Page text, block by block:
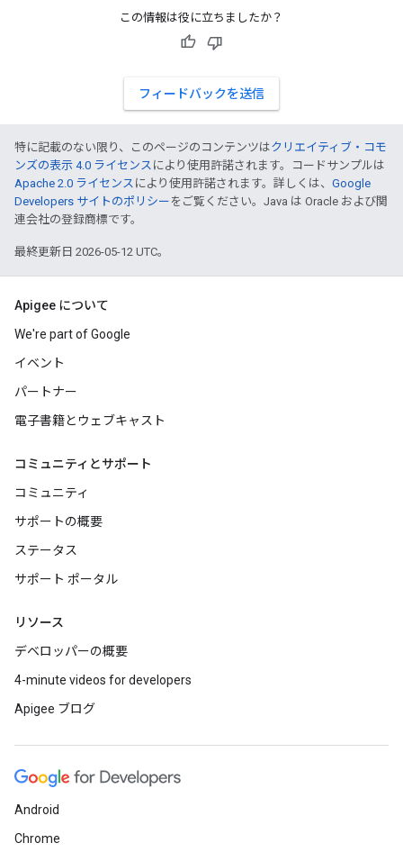
この情報は役に立ちましたか？
フィードバックを送信
特に記載のない限り、このページのコンテンツはクリエイティブ・コモ
ンズの表示 4.0 ライセンス により使用許諾されます。コードサンプルは
Apache 2.0 ライセンス により使用許諾されます。詳しくは、 Google
Developers サイトのポリシー をご覧ください。Java は Oracle および関
連会社の登録商標です。
最終更新日 2026-05-12 UTC。
Apigee について
We're part of Google
イベント
パートナー
電子書籍とウェブキャスト
コミュニティとサポート
コミュニティ
サポートの概要
ステータス
サポート ポータル
リソース
デベロッパーの概要
4-minute videos for developers
Apigee ブログ
Android
Chrome